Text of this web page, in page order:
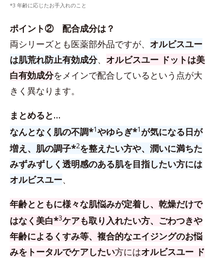
*3 年齢に応じたお手入れのこと
ポイント② 配合成分は？
両シリーズとも医薬部外品ですが、 オルビスユー
は肌荒れ防止有効成分、 オルビスユー ドットは美
白有効成分をメインで配合しているという点が大
きく異なります。
まとめると…
なんとなく肌の不調*1やゆらぎ*1 が気になる日が
増え、肌の調子*2を整えたい方や、潤いに満ちた
みずみずしく透明感のある肌を目指したい方には
オルビスユー、
年齢とともに様々な肌悩みが定着し、乾燥だけで
はなく美白*3ケアも取り入れたい方、 ごわつきや
年齢によるくすみ等、複合的なエイジングのお悩
みをトータルでケアしたい方にはオルビスユー ド